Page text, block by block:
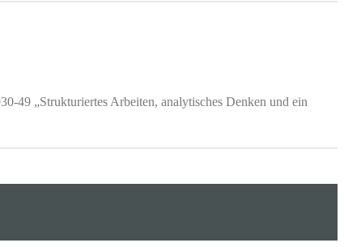
49 „Strukturiertes Arbeiten, analytisches Denken und ein